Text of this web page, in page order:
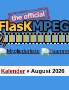
Kalender» August 2026